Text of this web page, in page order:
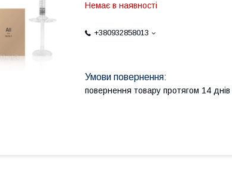
Немає в наявності
+380932858013
повернення товару протягом 14 днів